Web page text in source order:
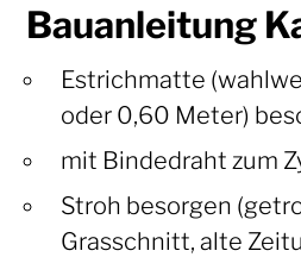
Bauanleitung
Estrichmatte
oder 0,60 Meter)
mit Bindedraht zum
Stroh besorgen
Grasschnitt, alte